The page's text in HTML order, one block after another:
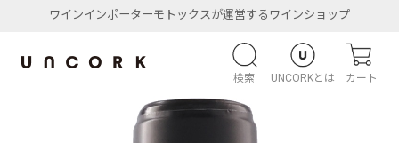
ワインインポーターモトックスが運営するワインショップ
検索 UNCORKとは カート